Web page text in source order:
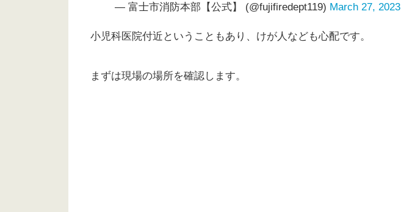
— 富士市消防本部【公式】 (@fujifiredept119) March 27, 2023
小児科医院付近ということもあり、けが人なども心配です。
まずは現場の場所を確認します。